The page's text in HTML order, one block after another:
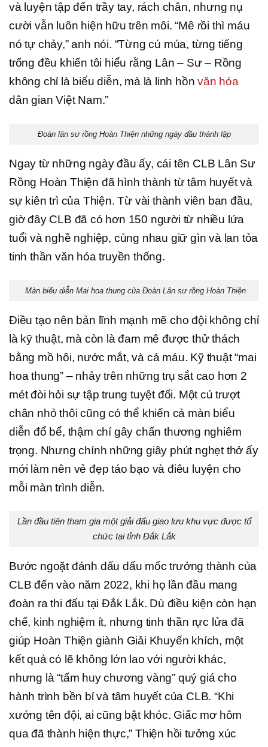
và luyện tập đến trầy tay, rách chân, nhưng nụ
cười vẫn luôn hiện hữu trên môi. “Mê rồi thì máu
nó tự chảy,” anh nói. “Từng cú múa, từng tiếng
trống đều khiến tôi hiểu rằng Lân – Sư – Rồng
không chỉ là biểu diễn, mà là linh hồnvăn hóa
dân gian Việt Nam.”
Đoàn lân sư rồng Hoàn Thiện những ngày đầu thành lập
Ngay từ những ngày đầu ấy, cái tên CLB Lân Sư
Rồng Hoàn Thiện đã hình thành từ tâm huyết và
sự kiên trì của Thiện. Từ vài thành viên ban đầu,
giờ đây CLB đã có hơn 150 người từ nhiều lứa
tuổi và nghề nghiệp, cùng nhau giữ gìn và lan tỏa
tinh thần văn hóa truyền thống.
Màn biểu diễn Mai hoa thung của Đoàn Lân sư rồng Hoàn Thiện
Điều tạo nên bản lĩnh mạnh mẽ cho đội không chỉ
là kỹ thuật, mà còn là đam mê được thử thách
bằng mồ hôi, nước mắt, và cả máu. Kỹ thuật “mai
hoa thung” – nhảy trên những trụ sắt cao hơn 2
mét đòi hỏi sự tập trung tuyệt đối. Một cú trượt
chân nhỏ thôi cũng có thể khiến cả màn biểu
diễn đổ bể, thậm chí gây chấn thương nghiêm
trọng. Nhưng chính những giây phút nghẹt thở ấy
mới làm nên vẻ đẹp táo bạo và điêu luyện cho
mỗi màn trình diễn.
Lần đầu tiên tham gia một giải đấu giao lưu khu vực được tổ
chức tại tỉnh Đắk Lắk
Bước ngoặt đánh dấu dấu mốc trưởng thành của
CLB đến vào năm 2022, khi họ lần đầu mang
đoàn ra thi đấu tại Đắk Lắk. Dù điều kiện còn hạn
chế, kinh nghiệm ít, nhưng tinh thần rực lửa đã
giúp Hoàn Thiện giành Giải Khuyến khích, một
kết quả có lẽ không lớn lao với người khác,
nhưng là “tấm huy chương vàng” quý giá cho
hành trình bền bỉ và tâm huyết của CLB. “Khi
xướng tên đội, ai cũng bật khóc. Giấc mơ hôm
qua đã thành hiện thực,” Thiện hồi tưởng xúc